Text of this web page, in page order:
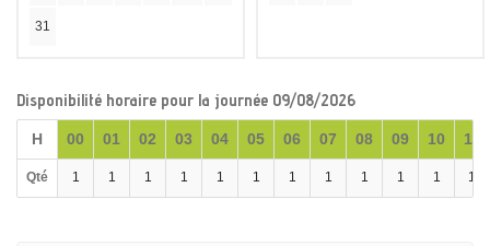
31
Disponibilité horaire pour la journée 09/08/2026
H 00 01 02 03 04 05 06 07 08 09 10 11
Qté 1 1 1 1 1 1 1 1 1 1 1 1